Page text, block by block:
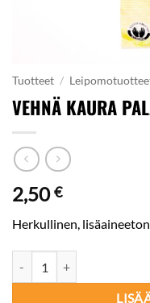
Tuotteet /
VEHNÄ KAURA
2,50€
Herkullinen,